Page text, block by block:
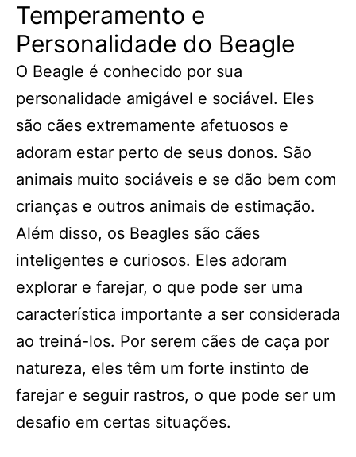
Temperamento e
Personalidade do Beagle
O Beagle é conhecido por sua
personalidade amigável e sociável. Eles
são cães extremamente afetuosos e
adoram estar perto de seus donos. São
animais muito sociáveis e se dão bem com
crianças e outros animais de estimação.
Além disso, os Beagles são cães
inteligentes e curiosos. Eles adoram
explorar e farejar, o que pode ser uma
característica importante a ser considerada
ao treiná-los. Por serem cães de caça por
natureza, eles têm um forte instinto de
farejar e seguir rastros, o que pode ser um
desafio em certas situações.